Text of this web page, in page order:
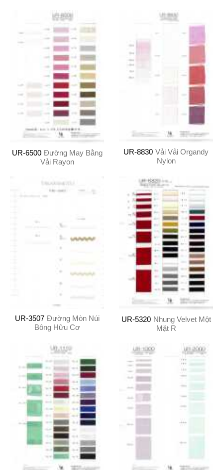
UR-6500 Đường May Bằng
Vải Rayon
UR-8830 Vải Vải Organdy
Nylon
UR-3507 Đường Mòn Núi
Bông Hữu Cơ
UR-5320 Nhung Velvet Một
Mặt R